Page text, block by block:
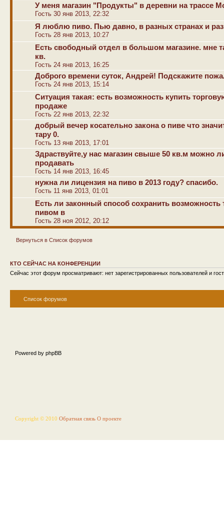
У меня магазин "Продукты" в деревни на трассе
Гость 30 янв 2013, 22:32
Я люблю пиво. Пью давно, в разных странах и
Гость 28 янв 2013, 10:27
Есть свободный отдел в большом магазине. мне
кв.
Гость 24 янв 2013, 16:25
Доброго времени суток, Андрей! Подскажите
Гость 24 янв 2013, 15:14
Ситуация такая: есть возможность купить
продаже
Гость 22 янв 2013, 22:32
добрый вечер косательно закона о пиве что
тару 0.
Гость 13 янв 2013, 17:01
Здраствуйте,у нас магазин свыше 50 кв.м можно
продавать
Гость 14 янв 2013, 16:45
нужна ли лицензия на пиво в 2013 году? спасибо.
Гость 11 янв 2013, 01:01
Есть ли законный способ сохранить возможность
пивом в
Гость 28 ноя 2012, 20:12
Вернуться в Список форумов
КТО СЕЙЧАС НА КОНФЕРЕНЦИИ
Сейчас этот форум просматривают: нет зарегистрированных пользователей и
Список форумов
Powered by phpBB
Copyright © 2010 Обратная связь О проекте